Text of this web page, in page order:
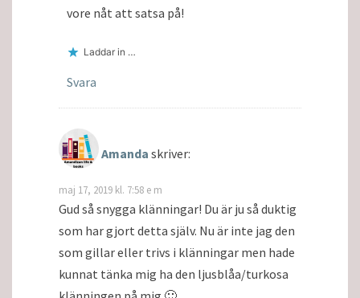
vore nåt att satsa på!
Laddar in …
Svara
Amanda skriver:
maj 17, 2019 kl. 7:58 e m
Gud så snygga klänningar! Du är ju så duktig
som har gjort detta själv. Nu är inte jag den
som gillar eller trivs i klänningar men hade
kunnat tänka mig ha den ljusblåa/turkosa